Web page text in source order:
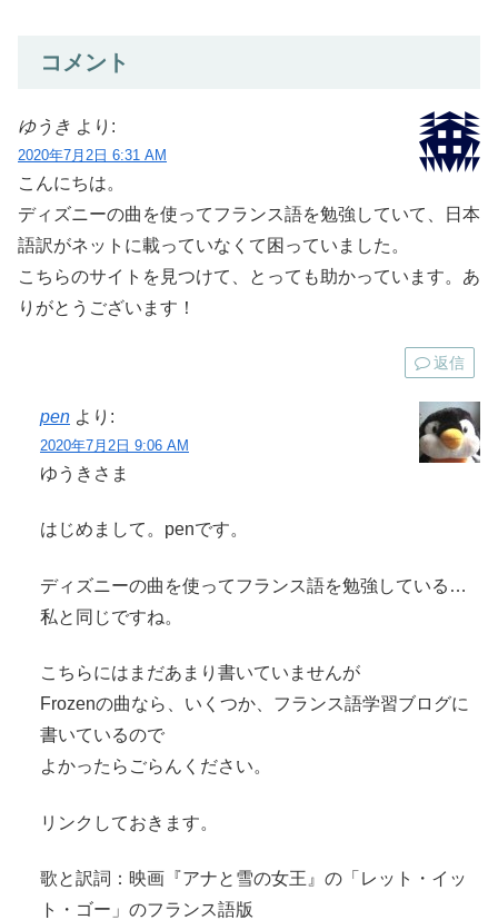
コメント
ゆうき より:
2020年7月2日 6:31 AM
こんにちは。
ディズニーの曲を使ってフランス語を勉強していて、日本
語訳がネットに載っていなくて困っていました。
こちらのサイトを見つけて、とっても助かっています。あ
りがとうございます！
返信
pen より:
2020年7月2日 9:06 AM
ゆうきさま
はじめまして。penです。
ディズニーの曲を使ってフランス語を勉強している…
私と同じですね。
こちらにはまだあまり書いていませんが
Frozenの曲なら、いくつか、フランス語学習ブログに
書いているので
よかったらごらんください。
リンクしておきます。
歌と訳詞：映画『アナと雪の女王』の「レット・イッ
ト・ゴー」のフランス語版